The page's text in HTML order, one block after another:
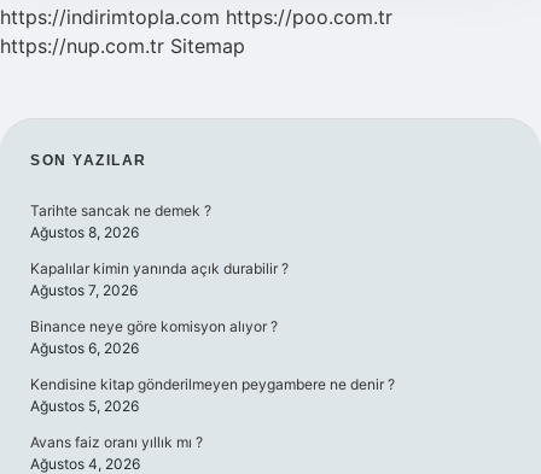
https://indirimtopla.com https://poo.com.tr
https://nup.com.tr Sitemap
SIDEBAR
SON YAZILAR
Tarihte sancak ne demek ?
Ağustos 8, 2026
Kapalılar kimin yanında açık durabilir ?
Ağustos 7, 2026
Binance neye göre komisyon alıyor ?
Ağustos 6, 2026
Kendisine kitap gönderilmeyen peygambere ne denir ?
Ağustos 5, 2026
Avans faiz oranı yıllık mı ?
Ağustos 4, 2026